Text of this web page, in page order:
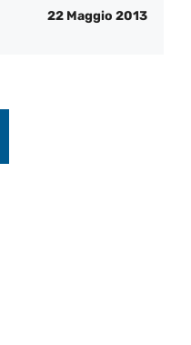
22 Maggio 2013